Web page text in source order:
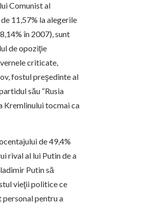
Comunist al
11,57% la alegerile
în 2007), sunt
de opoziţie
criticate,
fostul preşedinte al
său “Rusia
Kremlinului tocmai ca
de 49,4%
rival al lui Putin de a
Putin să
vieţii politice ce
personal pentru a